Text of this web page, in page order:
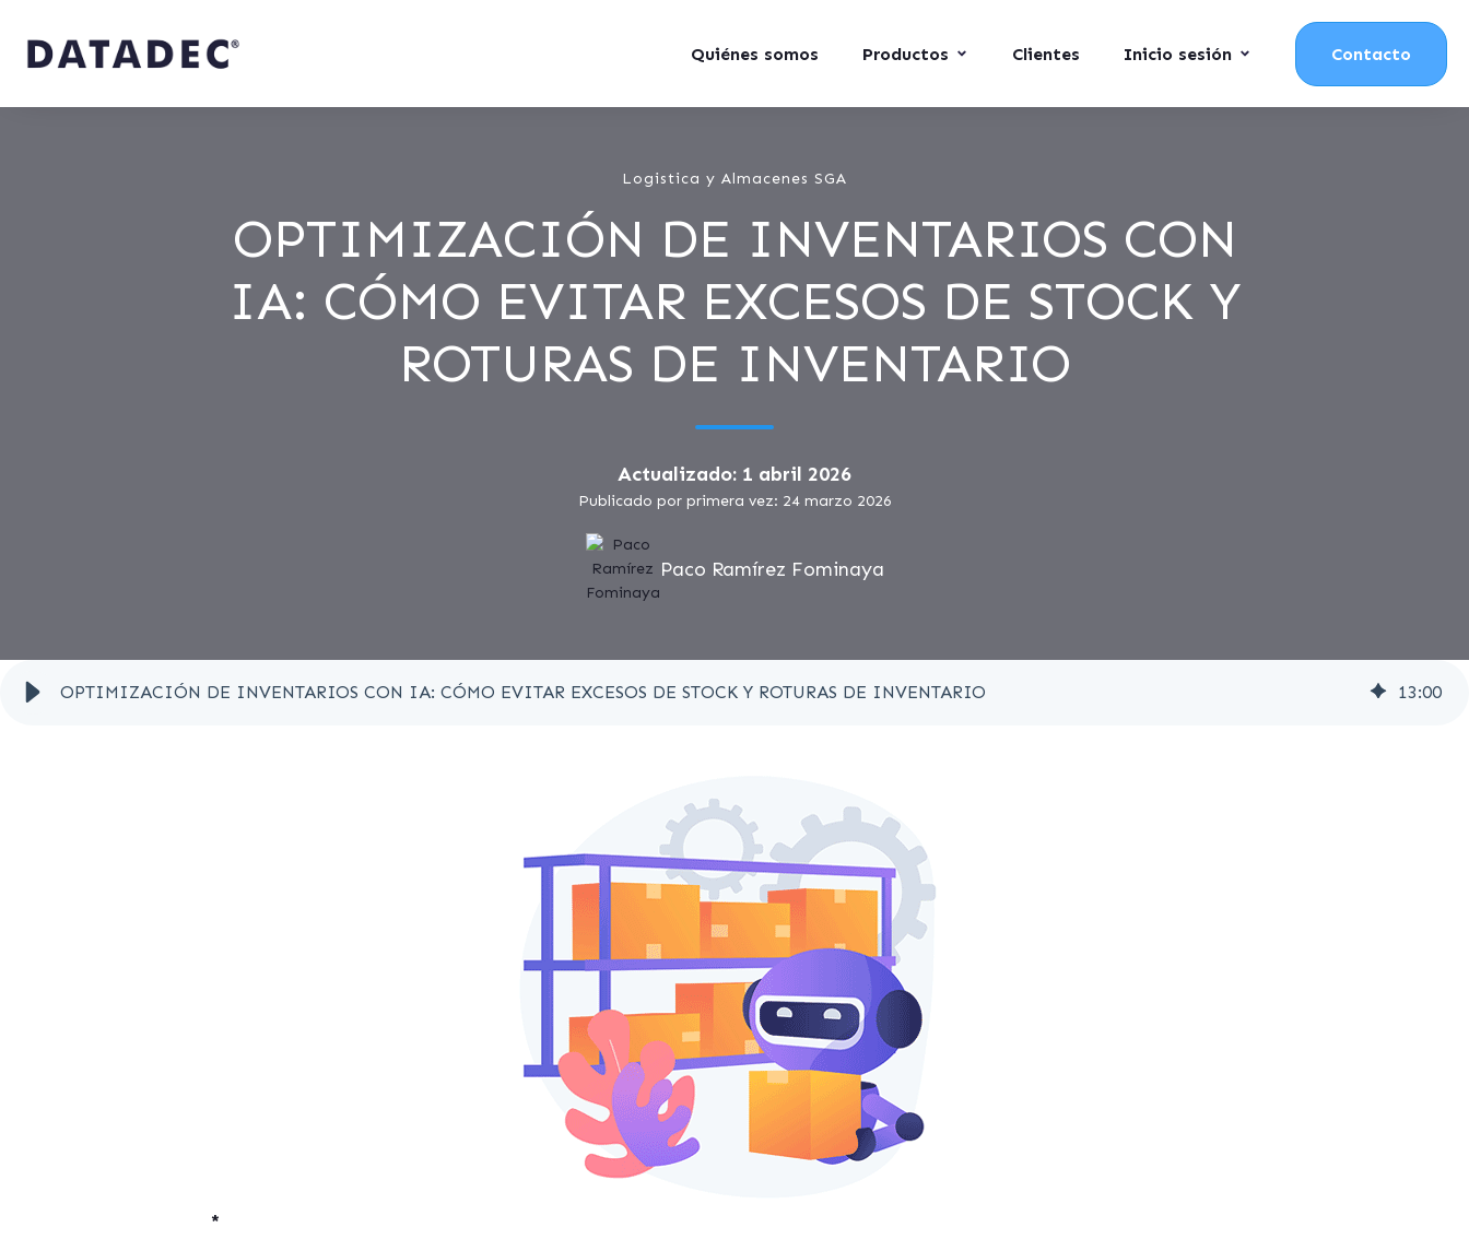
Quiénes somos Productos Clientes Inicio sesión Contacto
Logistica y Almacenes SGA
OPTIMIZACIÓN DE INVENTARIOS CON
IA: CÓMO EVITAR EXCESOS DE STOCK Y
ROTURAS DE INVENTARIO
Actualizado: 1 abril 2026
Publicado por primera vez: 24 marzo 2026
Paco Ramírez Fominaya
OPTIMIZACIÓN DE INVENTARIOS CON IA: CÓMO EVITAR EXCESOS DE STOCK Y ROTURAS DE INVENTARIO 13:00
*